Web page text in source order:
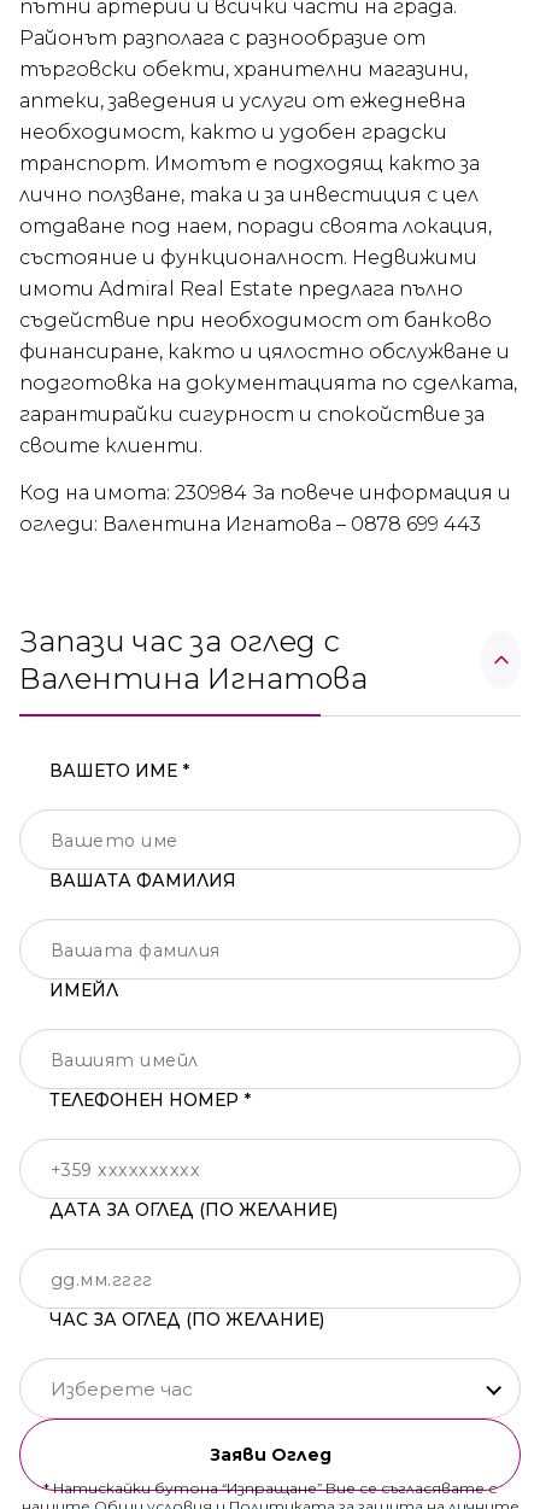
пътни артерии и всички части на града.
Районът разполага с разнообразие от
търговски обекти, хранителни магазини,
аптеки, заведения и услуги от ежедневна
необходимост, както и удобен градски
транспорт. Имотът е подходящ както за
лично ползване, така и за инвестиция с цел
отдаване под наем, поради своята локация,
състояние и функционалност. Недвижими
имоти Admiral Real Estate предлага пълно
съдействие при необходимост от банково
финансиране, както и цялостно обслужване и
подготовка на документацията по сделката,
гарантирайки сигурност и спокойствие за
своите клиенти.
Код на имота: 230984 За повече информация и
огледи: Валентина Игнатова – 0878 699 443
Запази час за оглед с
Валентина Игнатова
ВАШЕТО ИМЕ *
ВАШАТА ФАМИЛИЯ
ИМЕЙЛ
ТЕЛЕФОНЕН НОМЕР *
ДАТА ЗА ОГЛЕД (ПО ЖЕЛАНИЕ)
ЧАС ЗА ОГЛЕД (ПО ЖЕЛАНИЕ)
Изберете час
Заяви Оглед
* Натискайки бутона “Изпращане” Вие се съгласявате с